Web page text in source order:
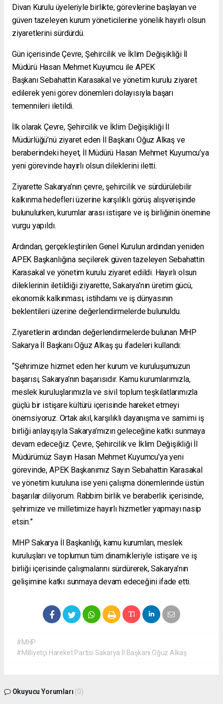
Divan Kurulu üyeleriyle birlikte, görevlerine başlayan ve
güven tazeleyen kurum yöneticilerine yönelik hayırlı olsun
ziyaretlerini sürdürdü.
Gün içerisinde Çevre, Şehircilik ve İklim Değişikliği İl
Müdürü Hasan Mehmet Kuyumcu ile APEK
Başkanı Sebahattin Karasakal ve yönetim kurulu ziyaret
edilerek yeni görev dönemleri dolayısıyla başarı
temennileri iletildi.
İlk olarak Çevre, Şehircilik ve İklim Değişikliği İl
Müdürlüğü’nü ziyaret eden İl Başkanı Oğuz Alkaş ve
beraberindeki heyet, İl Müdürü Hasan Mehmet Kuyumcu’ya
yeni görevinde hayırlı olsun dileklerini iletti.
Ziyarette Sakarya’nın çevre, şehircilik ve sürdürülebilir
kalkınma hedefleri üzerine karşılıklı görüş alışverişinde
bulunulurken, kurumlar arası istişare ve iş birliğinin önemine
vurgu yapıldı.
Ardından, gerçekleştirilen Genel Kurulun ardından yeniden
APEK Başkanlığına seçilerek güven tazeleyen Sebahattin
Karasakal ve yönetim kurulu ziyaret edildi. Hayırlı olsun
dileklerinin iletildiği ziyarette, Sakarya’nın üretim gücü,
ekonomik kalkınması, istihdamı ve iş dünyasının
beklentileri üzerine değerlendirmelerde bulunuldu.
Ziyaretlerin ardından değerlendirmelerde bulunan MHP
Sakarya İl Başkanı Oğuz Alkaş şu ifadeleri kullandı:
“Şehrimize hizmet eden her kurum ve kuruluşumuzun
başarısı, Sakarya’nın başarısıdır. Kamu kurumlarımızla,
meslek kuruluşlarımızla ve sivil toplum teşkilatlarımızla
güçlü bir istişare kültürü içerisinde hareket etmeyi
önemsiyoruz. Ortak akıl, karşılıklı dayanışma ve samimi iş
birliği anlayışıyla Sakarya’mızın geleceğine katkı sunmaya
devam edeceğiz. Çevre, Şehircilik ve İklim Değişikliği İl
Müdürümüz Sayın Hasan Mehmet Kuyumcu’ya yeni
görevinde, APEK Başkanımız Sayın Sebahattin Karasakal
ve yönetim kuruluna ise yeni çalışma dönemlerinde üstün
başarılar diliyorum. Rabbim birlik ve beraberlik içerisinde,
şehrimize ve milletimize hayırlı hizmetler yapmayı nasip
etsin.”
MHP Sakarya İl Başkanlığı, kamu kurumları, meslek
kuruluşları ve toplumun tüm dinamikleriyle istişare ve iş
birliği içerisinde çalışmalarını sürdürerek, Sakarya’nın
gelişimine katkı sunmaya devam edeceğini ifade etti.
#MHP
#Milliyetçi Hareket Partisi Sakarya İl Başkanı Oğuz Alkaş
Okuyucu Yorumları (0)